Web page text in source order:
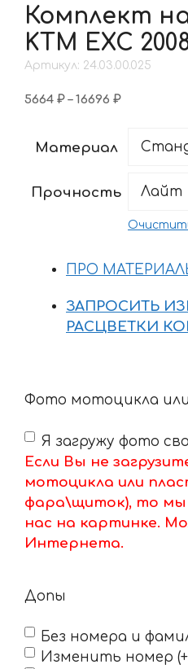
Комплект
KTM EXC
Артикул: 24.03.00.025
5664 ₽ – 16696 ₽Диапазон
Материал
Прочность
ПРО
ЗАПРОСИТЬ
РАСЦВЕТКИ
Фото мотоцикла
Я загружу фото
Если Вы не
мотоцикла или
фара\щиток), то мы
нас на картинке.
Интернета.
Допы
Без номера и
Изменить номер